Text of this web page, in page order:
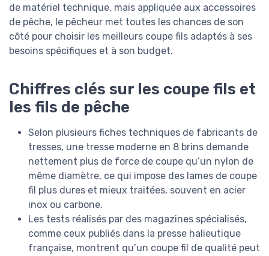
de matériel technique, mais appliquée aux accessoires
de pêche, le pêcheur met toutes les chances de son
côté pour choisir les meilleurs coupe fils adaptés à ses
besoins spécifiques et à son budget.
Chiffres clés sur les coupe fils et
les fils de pêche
Selon plusieurs fiches techniques de fabricants de
tresses, une tresse moderne en 8 brins demande
nettement plus de force de coupe qu’un nylon de
même diamètre, ce qui impose des lames de coupe
fil plus dures et mieux traitées, souvent en acier
inox ou carbone.
Les tests réalisés par des magazines spécialisés,
comme ceux publiés dans la presse halieutique
française, montrent qu’un coupe fil de qualité peut